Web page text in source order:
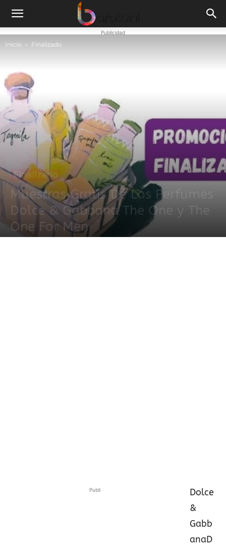
Publicidad
Inicio Finalizado
Finalizado
Muestras Gratis De Los Perfumes
Dolce & Gabbana The One y The
One For Men
Publi
Dolce
&
Gabb
anaD